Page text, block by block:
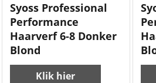
Syoss Professional
Performance
Haarverf 6-8 Donker
Blond
Klik hier